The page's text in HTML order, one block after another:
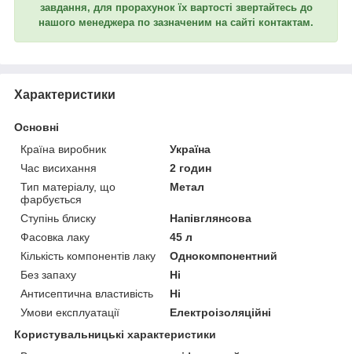
завдання, для прорахунок їх вартості звертайтесь до
нашого менеджера по зазначеним на сайті контактам.
Характеристики
Основні
Країна виробник
Україна
Час висихання
2 годин
Тип матеріалу, що
фарбується
Метал
Ступінь блиску
Напівглянсова
Фасовка лаку
45 л
Кількість компонентів лаку
Однокомпонентний
Без запаху
Ні
Антисептична властивість
Ні
Умови експлуатації
Електроізоляційні
Користувальницькі характеристики